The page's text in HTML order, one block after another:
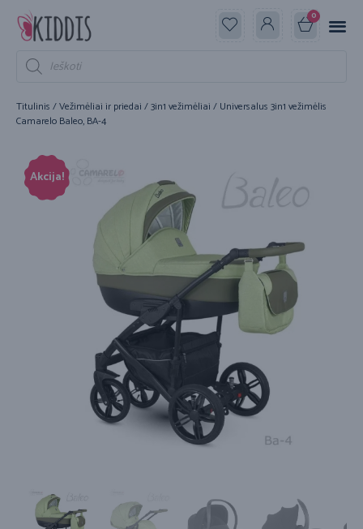
0
Titulinis /Vežimėliai ir priedai /3in1 vežimėliai / Universalus 3in1 vežimėlis
Camarelo Baleo, BA-4
Akcija!